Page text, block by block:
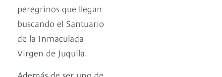
peregrinos que llegan
buscando el Santuario
de la Inmaculada
Virgen de Juquila.
Además de ser uno de